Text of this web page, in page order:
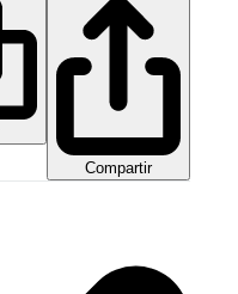
Compartir